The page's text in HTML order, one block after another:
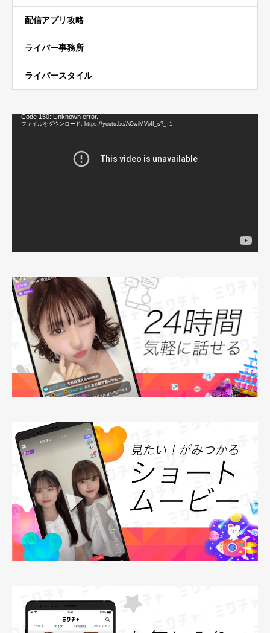
配信アプリ攻略
ライバー事務所
ライバースタイル
Code 150: Unknown error.
ファイルをダウンロード: https://youtu.be/AOwiMVoIf_s?_=1